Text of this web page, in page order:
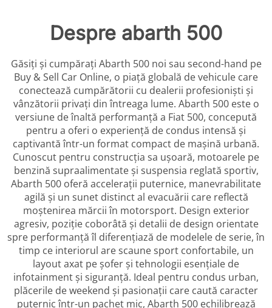
Despre abarth 500
Găsiți și cumpărați Abarth 500 noi sau second-hand pe
Buy & Sell Car Online, o piață globală de vehicule care
conectează cumpărătorii cu dealerii profesioniști și
vânzătorii privați din întreaga lume. Abarth 500 este o
versiune de înaltă performanță a Fiat 500, concepută
pentru a oferi o experiență de condus intensă și
captivantă într-un format compact de mașină urbană.
Cunoscut pentru construcția sa ușoară, motoarele pe
benzină supraalimentate și suspensia reglată sportiv,
Abarth 500 oferă accelerații puternice, manevrabilitate
agilă și un sunet distinct al evacuării care reflectă
moștenirea mărcii în motorsport. Design exterior
agresiv, poziție coborâtă și detalii de design orientate
spre performanță îl diferențiază de modelele de serie, în
timp ce interiorul are scaune sport confortabile, un
layout axat pe șofer și tehnologii esențiale de
infotainment și siguranță. Ideal pentru condus urban,
plăcerile de weekend și pasionații care caută caracter
puternic într-un pachet mic, Abarth 500 echilibrează